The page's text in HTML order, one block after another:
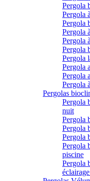
Pergola
Pergola
Pergola
Pergola
Pergola
Pergola
Pergola
Pergola
Pergola
Pergola
Pergolas
Pergola
nuit
Pergola
Pergola
Pergola
Pergola
piscine
Pergola